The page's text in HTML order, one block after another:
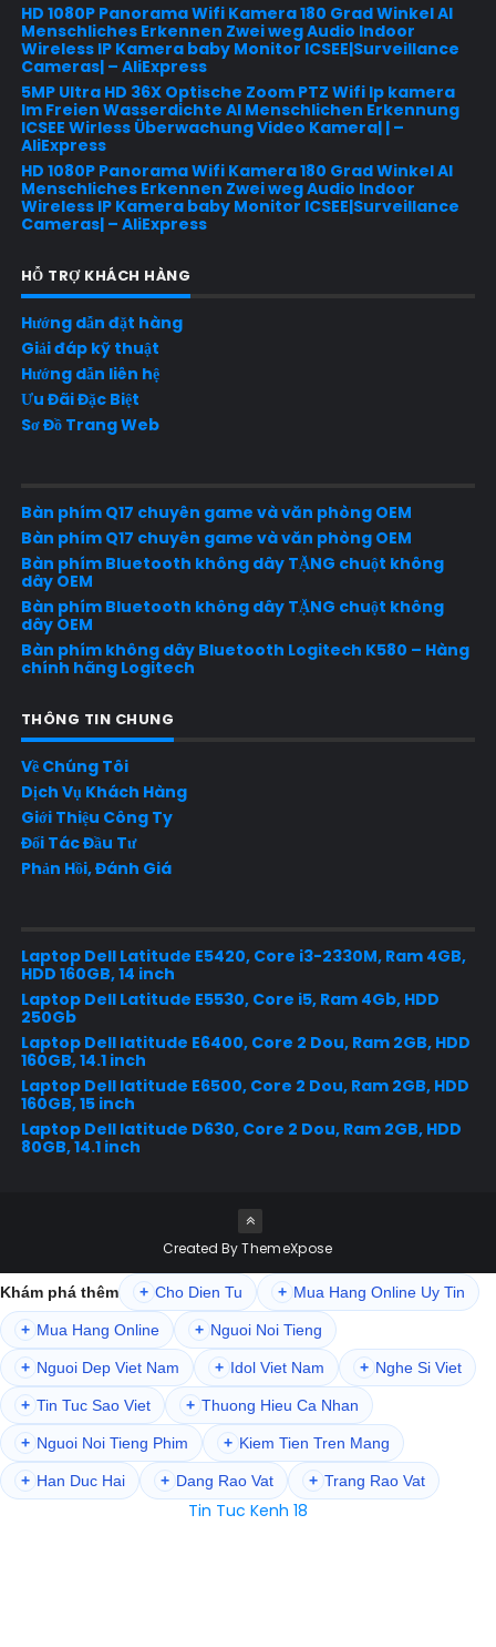
HD 1080P Panorama Wifi Kamera 180 Grad Winkel AI
Menschliches Erkennen Zwei weg Audio Indoor
Wireless IP Kamera baby Monitor ICSEE|Surveillance
Cameras| – AliExpress
5MP Ultra HD 36X Optische Zoom PTZ Wifi Ip kamera
Im Freien Wasserdichte AI Menschlichen Erkennung
ICSEE Wirless Überwachung Video Kamera| | –
AliExpress
HD 1080P Panorama Wifi Kamera 180 Grad Winkel AI
Menschliches Erkennen Zwei weg Audio Indoor
Wireless IP Kamera baby Monitor ICSEE|Surveillance
Cameras| – AliExpress
HỖ TRỢ KHÁCH HÀNG
Hướng dẫn đặt hàng
Giải đáp kỹ thuật
Hướng dẫn liên hệ
Ưu Đãi Đặc Biệt
Sơ Đồ Trang Web
Bàn phím Q17 chuyên game và văn phòng OEM
Bàn phím Q17 chuyên game và văn phòng OEM
Bàn phím Bluetooth không dây TẶNG chuột không
dây OEM
Bàn phím Bluetooth không dây TẶNG chuột không
dây OEM
Bàn phím không dây Bluetooth Logitech K580 – Hàng
chính hãng Logitech
THÔNG TIN CHUNG
Về Chúng Tôi
Dịch Vụ Khách Hàng
Giới Thiệu Công Ty
Đối Tác Đầu Tư
Phản Hồi, Đánh Giá
Laptop Dell Latitude E5420, Core i3-2330M, Ram 4GB,
HDD 160GB, 14 inch
Laptop Dell Latitude E5530, Core i5, Ram 4Gb, HDD
250Gb
Laptop Dell latitude E6400, Core 2 Dou, Ram 2GB, HDD
160GB, 14.1 inch
Laptop Dell latitude E6500, Core 2 Dou, Ram 2GB, HDD
160GB, 15 inch
Laptop Dell latitude D630, Core 2 Dou, Ram 2GB, HDD
80GB, 14.1 inch
Created ByThemeXpose
Khám phá thêm + Cho Dien Tu + Mua Hang Online Uy Tin
+ Mua Hang Online + Nguoi Noi Tieng
+ Nguoi Dep Viet Nam + Idol Viet Nam + Nghe Si Viet
+ Tin Tuc Sao Viet + Thuong Hieu Ca Nhan
+ Nguoi Noi Tieng Phim + Kiem Tien Tren Mang
+ Han Duc Hai + Dang Rao Vat + Trang Rao Vat
Tin Tuc Kenh 18